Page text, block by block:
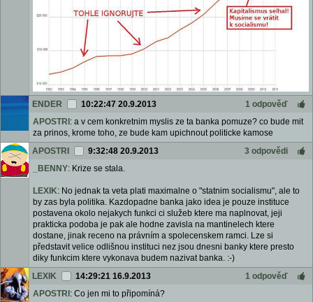
ENDER 10:22:47 20.9.2013
1 odpověď
APOSTRI : a v cem konkretnim myslis ze ta banka pomuze? co bude mit
za prinos, krome toho, ze bude kam upichnout politicke kamose
APOSTRI
9:32:48 20.9.2013
3 odpovědi
_BENNY: Krize se stala.
LEXIK: No jednak ta veta plati maximalne o "statnim socialismu", ale to
by zas byla politika. Kazdopadne banka jako idea je pouze instituce
postavena okolo nejakych funkci ci služeb ktere ma naplnovat, jeji
prakticka podoba je pak ale hodne zavisla na mantinelech ktere
dostane, jinak receno na právním a spolecenskem ramci. Lze si
představit velice odlišnou instituci nez jsou dnesni banky ktere presto
diky funkcim ktere vykonava budem nazivat banka. :-)
LEXIK
14:29:21 16.9.2013
1 odpověď
APOSTRI : Co jen mi to připomíná?